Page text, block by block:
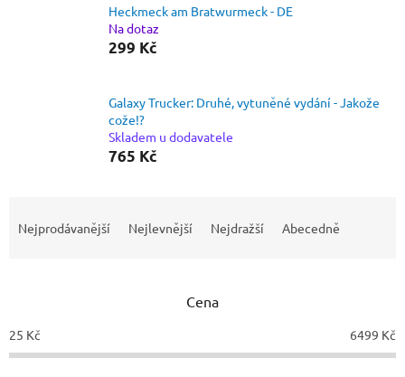
Heckmeck am Bratwurmeck - DE
Na dotaz
299 Kč
Galaxy Trucker: Druhé, vytuněné vydání - Jakože
cože!?
Skladem u dodavatele
765 Kč
r
o
Nejprodávanější Nejlevnější Nejdražší Abecedně
Cena
25 Kč 6499 Kč